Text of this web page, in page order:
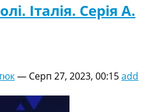
Італія. Серія A.
— Серп 27, 2023, 00:15add